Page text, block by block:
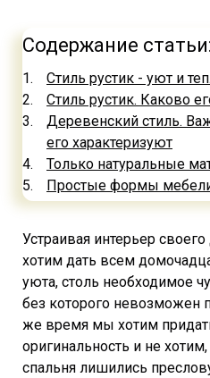
Содержание статьи:
Стиль рустик - уют и
Стиль рустик. Каково
Деревенский стиль.
его характеризуют
Только натуральные
Простые формы
Устраивая интерьер
хотим дать всем
уюта, столь необходимое
без которого невозможен
же время мы хотим
оригинальность и не
спальня лишились